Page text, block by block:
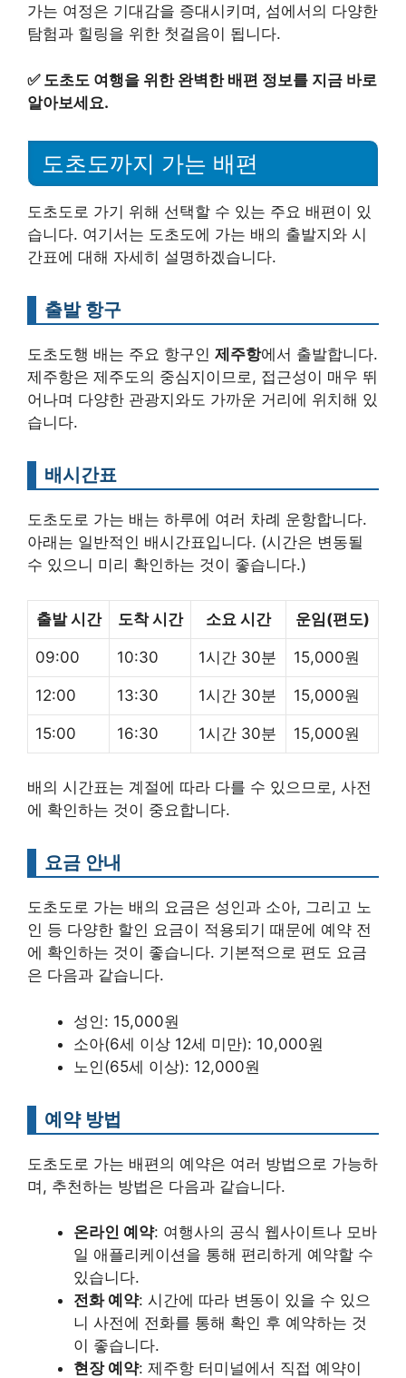
가는 여정은 기대감을 증대시키며, 섬에서의 다양한
탐험과 힐링을 위한 첫걸음이 됩니다.
✅ 도초도 여행을 위한 완벽한 배편 정보를 지금 바로
알아보세요.
도초도까지 가는 배편
도초도로 가기 위해 선택할 수 있는 주요 배편이 있
습니다. 여기서는 도초도에 가는 배의 출발지와 시
간표에 대해 자세히 설명하겠습니다.
출발 항구
도초도행 배는 주요 항구인 제주항에서 출발합니다.
제주항은 제주도의 중심지이므로, 접근성이 매우 뛰
어나며 다양한 관광지와도 가까운 거리에 위치해 있
습니다.
배시간표
도초도로 가는 배는 하루에 여러 차례 운항합니다.
아래는 일반적인 배시간표입니다. (시간은 변동될
수 있으니 미리 확인하는 것이 좋습니다.)
출발 시간 도착 시간 소요 시간 운임(편도)
09:00 10:30 1시간 30분 15,000원
12:00 13:30 1시간 30분 15,000원
15:00 16:30 1시간 30분 15,000원
배의 시간표는 계절에 따라 다를 수 있으므로, 사전
에 확인하는 것이 중요합니다.
요금 안내
도초도로 가는 배의 요금은 성인과 소아, 그리고 노
인 등 다양한 할인 요금이 적용되기 때문에 예약 전
에 확인하는 것이 좋습니다. 기본적으로 편도 요금
은 다음과 같습니다.
성인: 15,000원
소아(6세 이상 12세 미만): 10,000원
노인(65세 이상): 12,000원
예약 방법
도초도로 가는 배편의 예약은 여러 방법으로 가능하
며, 추천하는 방법은 다음과 같습니다.
온라인 예약: 여행사의 공식 웹사이트나 모바
일 애플리케이션을 통해 편리하게 예약할 수
있습니다.
전화 예약: 시간에 따라 변동이 있을 수 있으
니 사전에 전화를 통해 확인 후 예약하는 것
이 좋습니다.
현장 예약: 제주항 터미널에서 직접 예약이